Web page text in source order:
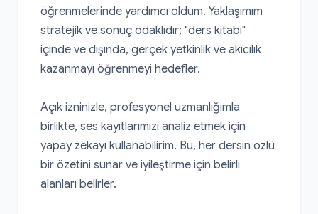
öğrenmelerinde yardımcı oldum. Yaklaşımım
stratejik ve sonuç odaklıdır; "ders kitabı"
içinde ve dışında, gerçek yetkinlik ve akıcılık
kazanmayı öğrenmeyi hedefler.
Açık izninizle, profesyonel uzmanlığımla
birlikte, ses kayıtlarımızı analiz etmek için
yapay zekayı kullanabilirim. Bu, her dersin özlü
bir özetini sunar ve iyileştirme için belirli
alanları belirler.